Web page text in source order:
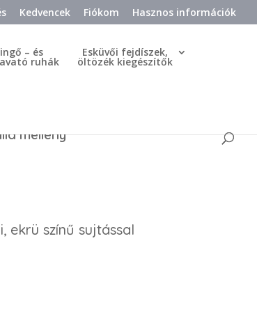
Kedvencek Fiókom Hasznos információk
– és
ruhák
Esküvői fejdíszek,
öltözék kiegészítők
mellény
ekrü színű sujtással